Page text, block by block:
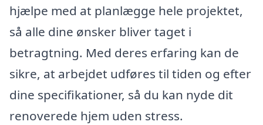
hjælpe med at planlægge hele projektet,
så alle dine ønsker bliver taget i
betragtning. Med deres erfaring kan de
sikre, at arbejdet udføres til tiden og efter
dine specifikationer, så du kan nyde dit
renoverede hjem uden stress.